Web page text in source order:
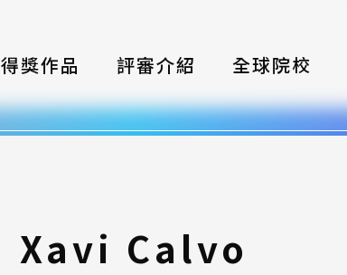
得獎作品 評審介紹 全球院校
Xavi Calvo